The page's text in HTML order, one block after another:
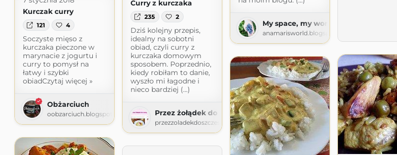
My space, my world. Ana Mari's world.
anamarisworld.blogspot.com
Curry z kurczaka
235 2
Dziś kolejny przepis,
idealny na sobotni
obiad, czyli curry z
kurczaka domowym
sposobem. Poprzednio,
kiedy robiłam to danie,
wyszło mi łagodne i
nieco bardziej (...)
Przez żołądek do szczęścia
przezzoladekdoszczescia.blogspot.com
Kurczak curry
121 4
Soczyste mięso z
kurczaka pieczone w
marynacie z jogurtu i
curry to pomysł na
łatwy i szybki
obiadCzytaj więcej »
Obżarciuch
oobzarciuch.blogspot.com